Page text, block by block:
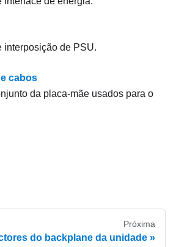
interposição de PSU.
cabos
da placa-mãe usados para o
Próxima
do backplane da unidade